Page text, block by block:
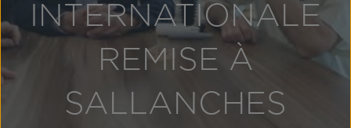
INTERNATIONALE
REMISE À
SALLANCHES